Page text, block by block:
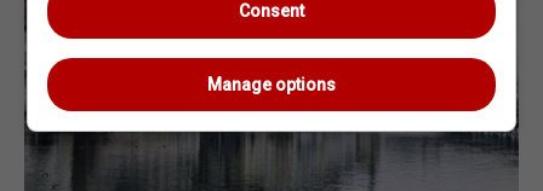
Consent
Manage options